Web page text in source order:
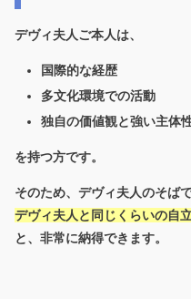
デヴィ夫人ご本人は、
国際的な経歴
多文化環境での活動
独自の価値観と強い主体
を持つ方です。
そのため、デヴィ夫人のそば
デヴィ夫人と同じくらいの自
と、非常に納得できます。